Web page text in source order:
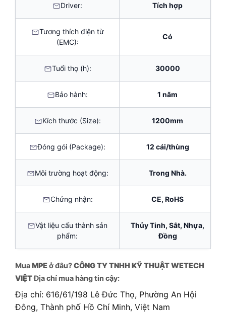
Driver: Tích hợp
Tương thích điện từ
(EMC):
Có
Tuổi thọ (h): 30000
Bảo hành: 1 năm
Kích thước (Size): 1200mm
Đóng gói (Package): 12 cái/thùng
Môi trường hoạt động: Trong Nhà.
Chứng nhận: CE, RoHS
Vật liệu cấu thành sản
phẩm:
Thủy Tinh, Sắt, Nhựa,
Đồng
MuaMPEở đâu?CÔNG TY TNHH KỸ THUẬT WETECH
VIỆTĐịa chỉ mua hàng tin cậy:
Địa chỉ: 616/61/198 Lê Đức Thọ, Phường An Hội
Đông, Thành phố Hồ Chí Minh, Việt Nam